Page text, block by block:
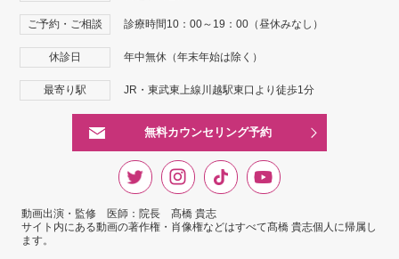
ご予約・ご相談 診療時間10：00～19：00（昼休みなし）
休診日 年中無休（年末年始は除く）
最寄り駅 JR・東武東上線川越駅東口より徒歩1分
無料カウンセリング予約
動画出演・監修 医師：院長 髙橋 貴志
サイト内にある動画の著作権・肖像権などはすべて髙橋 貴志個人に帰属し
ます。